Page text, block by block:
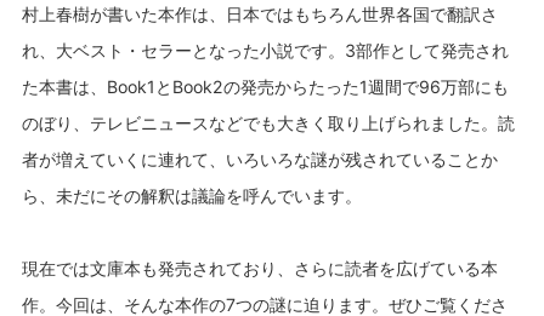
村上春樹が書いた本作は、日本ではもちろん世界各国で翻訳さ
れ、大ベスト・セラーとなった小説です。3部作として発売され
た本書は、Book1とBook2の発売からたった1週間で96万部にも
のぼり、テレビニュースなどでも大きく取り上げられました。読
者が増えていくに連れて、いろいろな謎が残されていることか
ら、未だにその解釈は議論を呼んでいます。
現在では文庫本も発売されており、さらに読者を広げている本
作。今回は、そんな本作の7つの謎に迫ります。ぜひご覧くださ